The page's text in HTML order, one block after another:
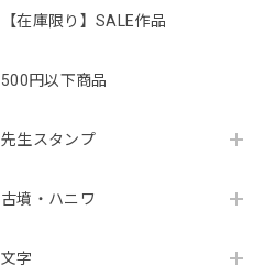
【在庫限り】SALE作品
500円以下商品
先生スタンプ
古墳・ハニワ
文字